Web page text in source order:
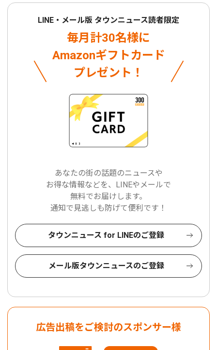
LINE・メール版 タウンニュース読者限定
毎月計30名様に
Amazonギフトカード
プレゼント！
あなたの街の話題のニュースや
お得な情報などを、LINEやメールで
無料でお届けします。
通知で見逃しも防げて便利です！
タウンニュース for LINEのご登録
メール版タウンニュースのご登録
広告出稿をご検討のスポンサー様